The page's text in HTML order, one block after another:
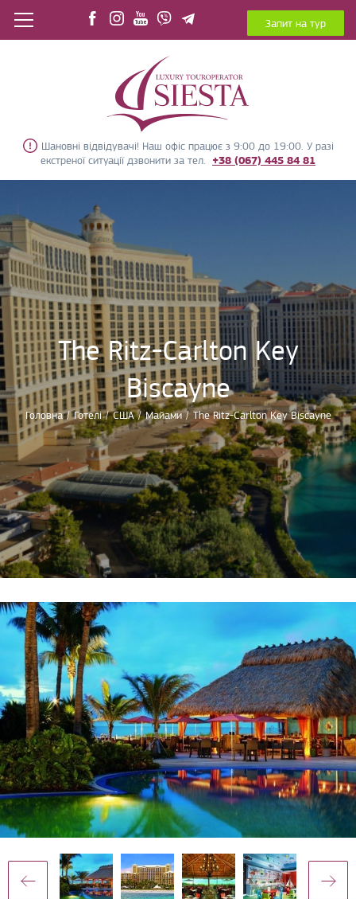
Шановні відвідувачі! Наш офіс працює з 9:00 до 19:00. У разі
екстреної ситуації дзвонити за тел. +38 (067) 445 84 81
Запит на тур
The Ritz-Carlton Key
Biscayne
Головна / Готелі / США / Майами / The Ritz-Carlton Key Biscayne